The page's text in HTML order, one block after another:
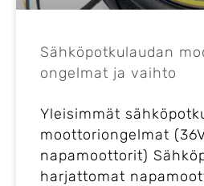
Sähköpotkulaudan
ongelmat ja vaihto​
Yleisimmät
moottoriongelmat
napamoottorit)
harjattomat